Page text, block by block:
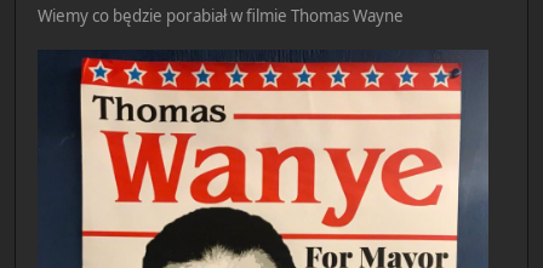
Wiemy co będzie porabiał w filmie Thomas Wayne